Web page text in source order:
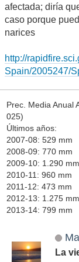
afectada; diría
caso porque
narices
http://
Spain/2005247/
Prec. Media Anual
025)
Últimos años:
2007-08: 529
2008-09: 770
2009-10: 1.290
2010-11: 960
2011-12: 473
2012-13: 1.275
2013-14: 799
La